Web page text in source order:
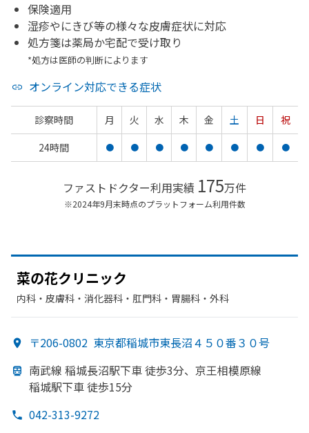
保険適用
湿疹やにきび等の様々な皮膚症状に対応
処方箋は薬局か宅配で受け取り
*処方は医師の判断によります
オンライン対応できる症状
診察時間 月 火 水 木 金 土 日
祝
24時間
● ● ● ● ● ● ● ●
ファストドクター利用実績 175万件
※2024年9月末時点のプラットフォーム利用件数
菜の花クリニック
内科・​皮膚科・​消化器科・​肛門科・​胃腸科・​外科
〒206-0802 東京都稲城市東長沼４５０番３０号
南武線 稲城長沼駅下車 徒歩3分、 京王相模原線
稲城駅下車 徒歩15分
042-313-9272